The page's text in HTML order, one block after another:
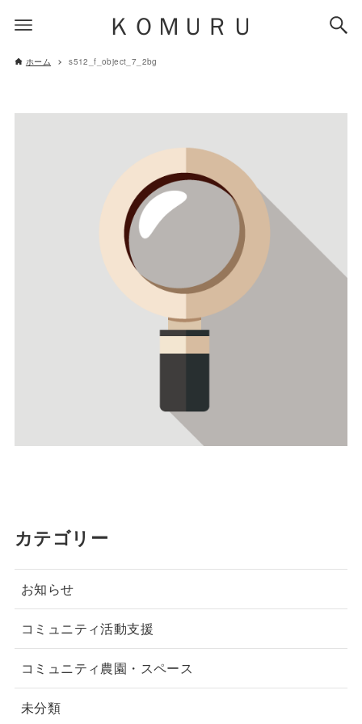
ＫＯＭＵＲＵ
ホーム s512_f_object_7_2bg
カテゴリー
お知らせ
コミュニティ活動支援
コミュニティ農園・スペース
未分類